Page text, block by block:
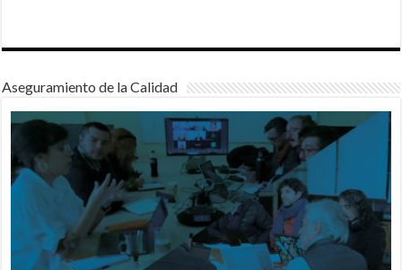
Aseguramiento de la Calidad